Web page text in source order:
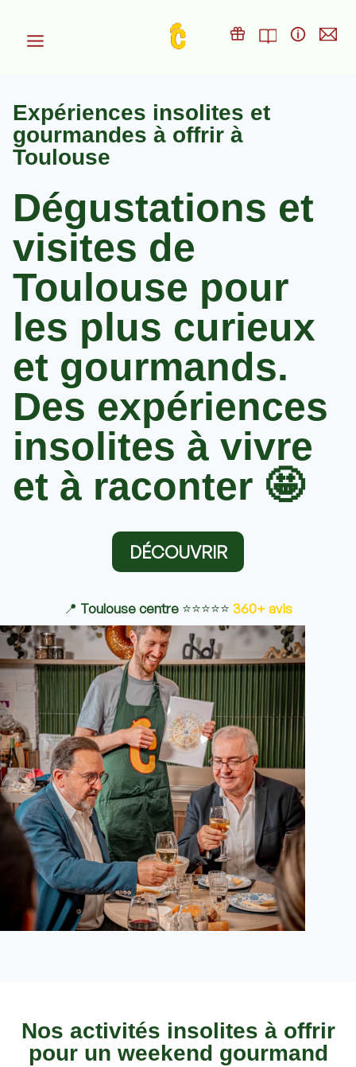
Expériences insolites et
gourmandes à offrir à
Toulouse
Dégustations et
visites de
Toulouse pour
les plus curieux
et gourmands.
Des expériences
insolites à vivre
et à raconter 🤩
DÉCOUVRIR
📍 Toulouse centre ⭐​⭐​⭐​⭐​⭐​ 360+ avis
Nos activités insolites à offrir
pour un weekend gourmand